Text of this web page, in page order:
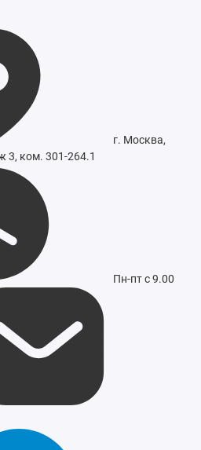
г. Москва,
3, ком. 301-264.1
Пн-пт с 9.00